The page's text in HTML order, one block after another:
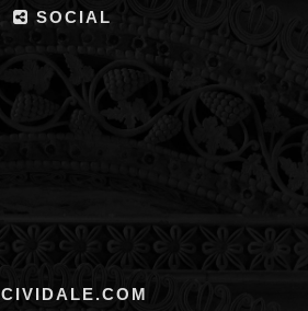
SOCIAL
CIVIDALE.COM